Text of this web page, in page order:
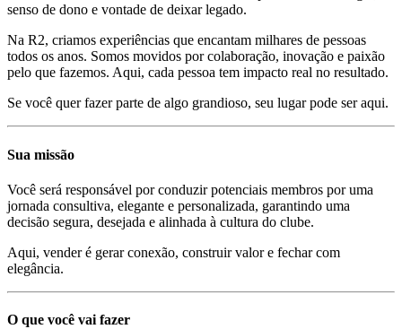
senso de dono e vontade de deixar legado.
Na R2, criamos experiências que encantam milhares de pessoas
todos os anos. Somos movidos por colaboração, inovação e paixão
pelo que fazemos. Aqui, cada pessoa tem impacto real no resultado.
Se você quer fazer parte de algo grandioso, seu lugar pode ser aqui.
Sua missão
Você será responsável por conduzir potenciais membros por uma
jornada consultiva, elegante e personalizada, garantindo uma
decisão segura, desejada e alinhada à cultura do clube.
Aqui, vender é gerar conexão, construir valor e fechar com
elegância.
O que você vai fazer